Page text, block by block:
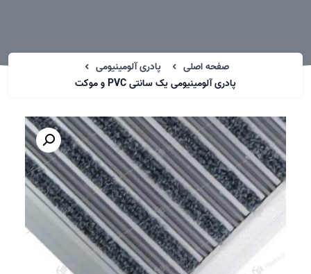
صفحه اصلی
پادری آلومینیومی
پادری آلومینیومی یک سانتی PVC و موکت